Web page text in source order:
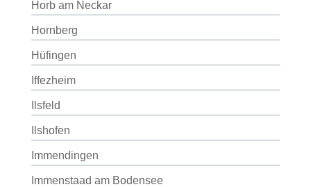
Horb am Neckar
Hornberg
Hüfingen
Iffezheim
Ilsfeld
Ilshofen
Immendingen
Immenstaad am Bodensee